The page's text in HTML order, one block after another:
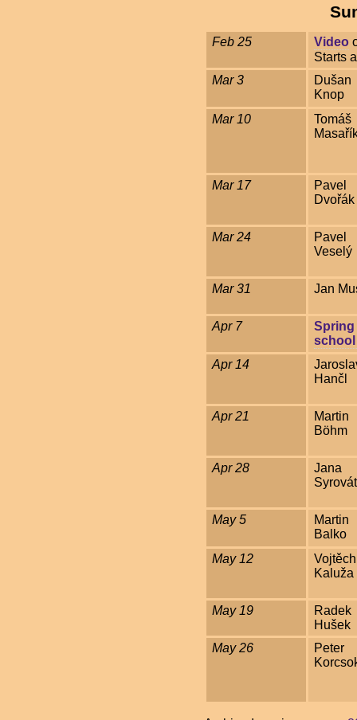
Feb 25 Video
Starts
Mar 3
Dušan
Knop
Mar 10
Tomáš
Mar 17
Pavel
Dvořák
Mar 24
Pavel
Veselý
Mar 31 Jan
Apr 7
Spring
school
Apr 14
Hančl
Apr 21
Martin
Böhm
Apr 28
Jana
May 5
Martin
Balko
May 12
Vojtěch
Kaluža
May 19
Radek
Hušek
May 26
Peter